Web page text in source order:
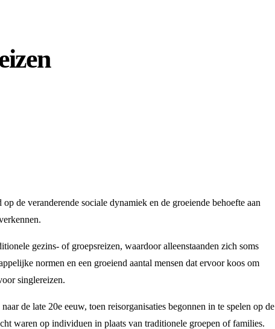
de veranderende sociale dynamiek en de groeiende behoefte aan
gezins- of groepsreizen, waardoor alleenstaanden zich soms
normen en een groeiend aantal mensen dat ervoor koos om
singlereizen.
de late 20e eeuw, toen reisorganisaties begonnen in te spelen op de
waren op individuen in plaats van traditionele groepen of families.